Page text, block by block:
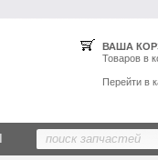
ВАША
Товаров в
Перейти в